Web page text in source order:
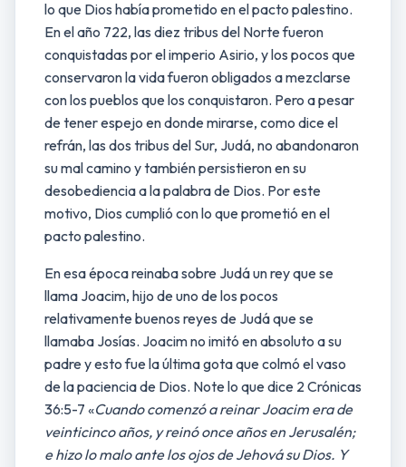
lo que Dios había prometido en el pacto palestino.
En el año 722, las diez tribus del Norte fueron
conquistadas por el imperio Asirio, y los pocos que
conservaron la vida fueron obligados a mezclarse
con los pueblos que los conquistaron. Pero a pesar
de tener espejo en donde mirarse, como dice el
refrán, las dos tribus del Sur, Judá, no abandonaron
su mal camino y también persistieron en su
desobediencia a la palabra de Dios. Por este
motivo, Dios cumplió con lo que prometió en el
pacto palestino.
En esa época reinaba sobre Judá un rey que se
llama Joacim, hijo de uno de los pocos
relativamente buenos reyes de Judá que se
llamaba Josías. Joacim no imitó en absoluto a su
padre y esto fue la última gota que colmó el vaso
de la paciencia de Dios. Note lo que dice 2 Crónicas
36:5-7 «Cuando comenzó a reinar Joacim era de
veinticinco años, y reinó once años en Jerusalén;
e hizo lo malo ante los ojos de Jehová su Dios. Y